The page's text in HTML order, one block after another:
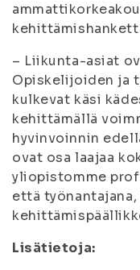
– Liikunta-asiat
Opiskelijoiden ja
kulkevat käsi
kehittämällä
hyvinvoinnin
ovat osa laajaa
yliopistomme
että
Lisätietoja: